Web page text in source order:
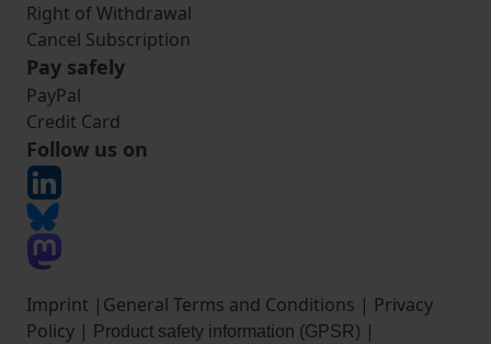
Right of Withdrawal
Cancel Subscription
Pay safely
PayPal
Credit Card
Follow us on
Imprint | General Terms and Conditions | Privacy
Policy | Product safety information (GPSR) |